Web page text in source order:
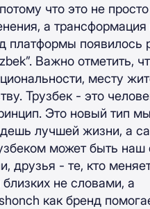
что это не просто
а трансформация
платформы появилось
Важно отметить,
месту
Трузбек - это
Это новый тип
лучшей жизни, а
может быть наш
друзья - те, кто
близких не словами, а
как бренд